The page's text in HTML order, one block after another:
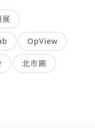
OpView
北市圖